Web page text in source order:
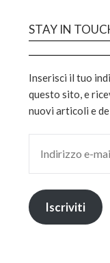
STAY IN
Inserisci il tuo
questo sito, e
nuovi articoli e
Iscriviti